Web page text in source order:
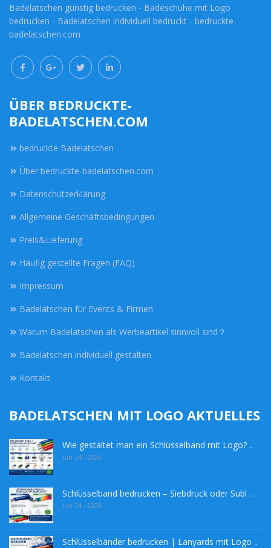
Badelatschen günstig bedrucken - Badeschuhe mit Logo
bedrucken - Badelatschen individuell bedruckt - bedruckte-
badelatschen.com
ÜBER BEDRUCKTE-
BADELATSCHEN.COM
bedruckte Badelatschen
Über bedruckte-badelatschen.com
Datenschutzerklärung
Allgemeine Geschäftsbedingungen
Preis&Lieferung
Häufig gestellte Fragen (FAQ)
Impressum
Badelatschen für Events & Firmen
Warum Badelatschen als Werbeartikel sinnvoll sind？
Badelatschen individuell gestalten
Kontakt
BADELATSCHEN MIT LOGO AKTUELLES
Wie gestaltet man ein Schlüsselband mit Logo? ..
Jun 24 - 2026
Schlüsselband bedrucken – Siebdruck oder Subl ..
Jun 24 - 2026
Schlüsselbänder bedrucken | Lanyards mit Logo ..